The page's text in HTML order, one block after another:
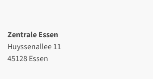
Zentrale Essen
Huyssenallee 11
45128 Essen